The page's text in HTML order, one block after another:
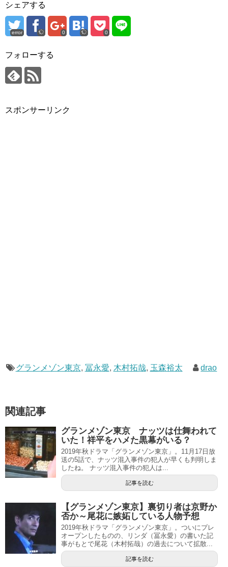
シェアする
error 0 0
フォローする
スポンサーリンク
グランメゾン東京, 冨永愛, 木村拓哉, 玉森裕太 drao
関連記事
グランメゾン東京 ナッツは仕舞われて
いた！祥平をハメた黒幕がいる？
2019年秋ドラマ「グランメゾン東京」。11月17日放
送の5話で、ナッツ混入事件の犯人が早くも判明しま
したね。 ナッツ混入事件の犯人は...
記事を読む
【グランメゾン東京】裏切り者は京野か
否か～尾花に嫉妬している人物予想
2019年秋ドラマ「グランメゾン東京」。ついにプレ
オープンしたものの、リンダ（冨永愛）の書いた記
事がもとで尾花（木村拓哉）の過去について拡散...
記事を読む